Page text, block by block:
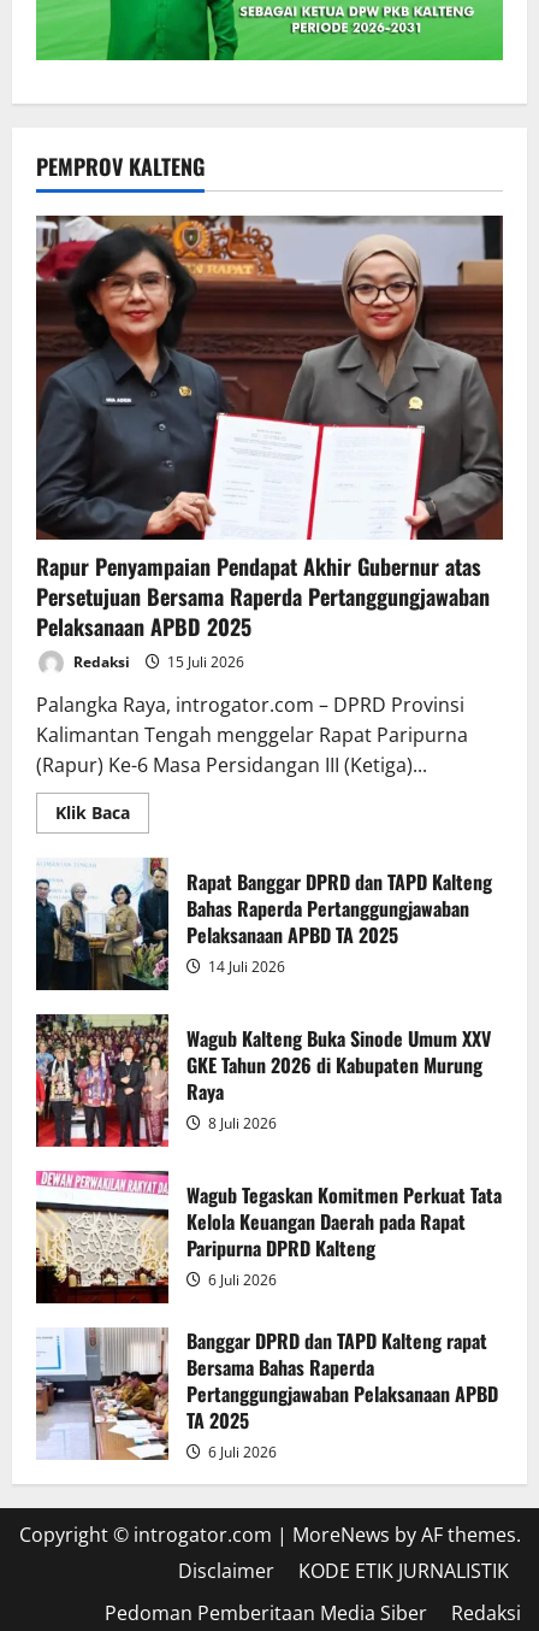
PEMPROV KALTENG
Rapur Penyampaian Pendapat Akhir Gubernur atas
Persetujuan Bersama Raperda Pertanggungjawaban
Pelaksanaan APBD 2025
Redaksi 15 Juli 2026
Palangka Raya, introgator.com – DPRD Provinsi
Kalimantan Tengah menggelar Rapat Paripurna
(Rapur) Ke-6 Masa Persidangan III (Ketiga)...
Klik BacaRead
more
Rapur
Penyampaian
Pendapat
Akhir
Gubernur
atas
Persetujuan
Bersama
Raperda
Pertanggungjawaban
Pelaksanaan
APBD
2025
Rapat Banggar DPRD dan TAPD Kalteng
Bahas Raperda Pertanggungjawaban
Pelaksanaan APBD TA 2025
14 Juli 2026
Wagub Kalteng Buka Sinode Umum XXV
GKE Tahun 2026 di Kabupaten Murung
Raya
8 Juli 2026
Wagub Tegaskan Komitmen Perkuat Tata
Kelola Keuangan Daerah pada Rapat
Paripurna DPRD Kalteng
6 Juli 2026
Banggar DPRD dan TAPD Kalteng rapat
Bersama Bahas Raperda
Pertanggungjawaban Pelaksanaan APBD
TA 2025
6 Juli 2026
Copyright © introgator.com | MoreNews by AF themes.
Disclaimer
KODE ETIK JURNALISTIK
Pedoman Pemberitaan Media Siber
Redaksi